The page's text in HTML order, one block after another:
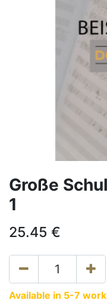
Große
1
25.45 €
Available in 5-7